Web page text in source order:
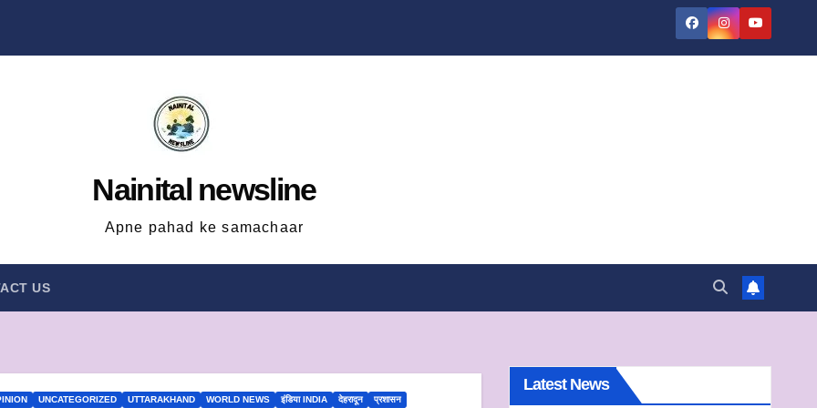
Nainital newsline
Apne pahad ke samachaar
US
UNCATEGORIZED UTTARAKHAND WORLD NEWS इंडिया INDIA देहरादून प्रशासन
Latest News